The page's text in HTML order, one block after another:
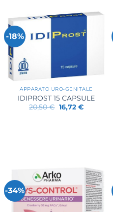
-18%
APPARATO URO-GENITALE
IDIPROST 15 CAPSULE
20,50€ Il
prezzo
16,72 €Il
-34%